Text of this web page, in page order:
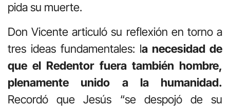
pida su muerte.
Don Vicente articuló su reflexión en torno a
tres ideas fundamentales: la necesidad de
que el Redentor fuera también hombre,
plenamente unido a la humanidad.
Recordó que Jesús “se despojó de su